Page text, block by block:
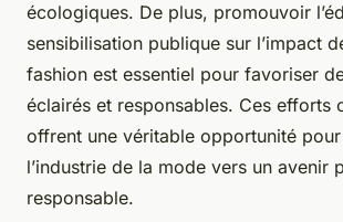
écologiques. De plus, promouvoir
sensibilisation publique sur l’impact
fashion est essentiel pour favoriser
éclairés et responsables. Ces efforts
offrent une véritable opportunité
l’industrie de la mode vers un avenir
responsable.